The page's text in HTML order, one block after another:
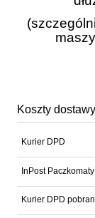
Koszty dostawy
Cena nie
Kurier DPD
InPost
Kurier DPD